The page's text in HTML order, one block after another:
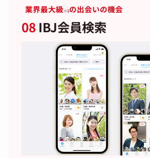
業界最大級 ※1の出会いの機会
08 IBJ会員検索